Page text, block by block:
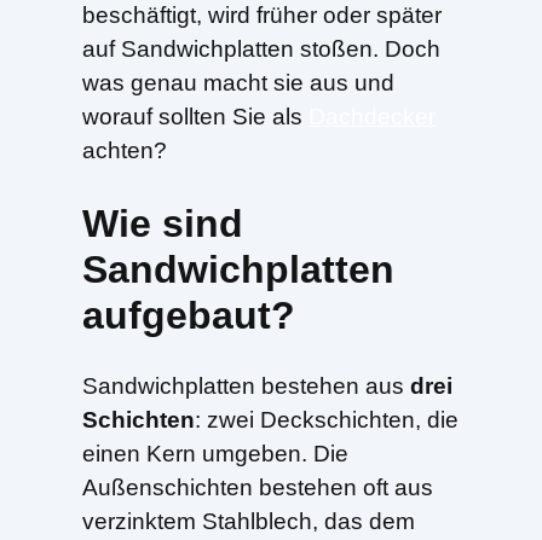
beschäftigt, wird früher oder später
auf Sandwichplatten stoßen. Doch
was genau macht sie aus und
worauf sollten Sie als
achten?
Wie sind
Sandwichplatten
aufgebaut?
Sandwichplatten bestehen aus drei
Schichten: zwei Deckschichten, die
einen Kern umgeben. Die
Außenschichten bestehen oft aus
verzinktem Stahlblech, das dem